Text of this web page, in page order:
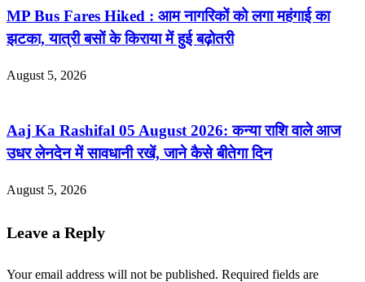
MP Bus Fares Hiked : आम नागरिकों को लगा महंगाई का
झटका, यात्री बसों के किराया में हुई बढ़ोतरी
August 5, 2026
Aaj Ka Rashifal 05 August 2026: कन्या राशि वाले आज
उधर लेनदेन में सावधानी रखें, जाने कैसे बीतेगा दिन
August 5, 2026
Leave a Reply
Your email address will not be published. Required fields are